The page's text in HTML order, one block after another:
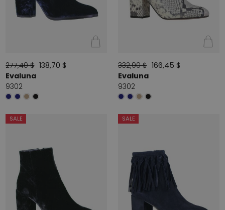
277,40 $ 138,70 $
Evaluna
9302
332,90 $ 166,45 $
Evaluna
9302
SALE SALE